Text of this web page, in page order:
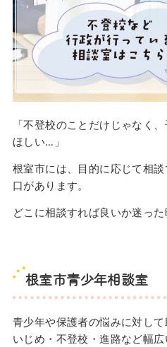
「不登校のことだけじゃなく
ほしい…」
根室市には、目的に応じて相
口があります。
どこに相談すれば良いか迷った
根室市青少年相談室
青少年や保護者の悩みに対して
いじめ・不登校・進路など幅広